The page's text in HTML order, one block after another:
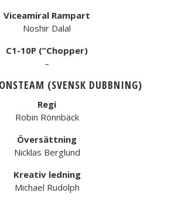
Viceamiral Rampart
Noshir Dalal
C1-10P (”Chopper)
–
(SVENSK DUBBNING)
Regi
Robin Rönnbäck
Översättning
Nicklas Berglund
Kreativ ledning
Michael Rudolph